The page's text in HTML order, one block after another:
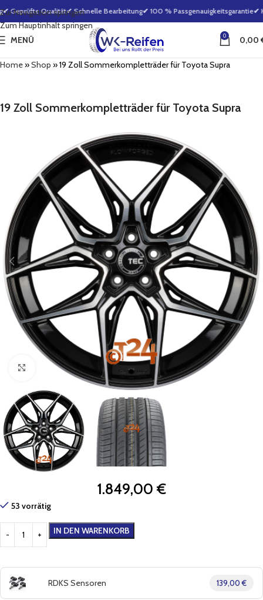
Zur Navigation springen
Zum Hauptinhalt springen
Geprüfte Qualität✔ Schnelle Bearbeitung✔ 100 % Passgenauigkeitsgarantie✔
MENÜ 0 0,00
Home»Shop »19 Zoll Sommerkompletträder für Toyota Supra
19 Zoll Sommerkompletträder für Toyota Supra
Zum Vergrößern klicken
1.849,00 €
53 vorrätig
IN DEN WARENKORB
RDKS Sensoren 139,00 €